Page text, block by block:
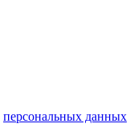
персональных данных